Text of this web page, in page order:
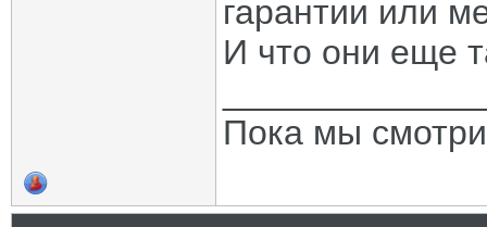
гарантии или
И что они еще
Пока мы